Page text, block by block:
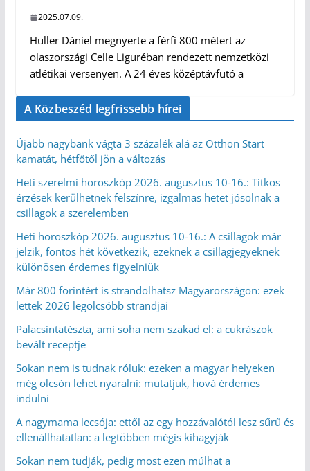
2025.07.09.
Huller Dániel megnyerte a férfi 800 métert az
olaszországi Celle Liguréban rendezett nemzetközi
atlétikai versenyen. A 24 éves középtávfutó a
A Közbeszéd legfrissebb hírei
Újabb nagybank vágta 3 százalék alá az Otthon Start
kamatát, hétfőtől jön a változás
Heti szerelmi horoszkóp 2026. augusztus 10-16.: Titkos
érzések kerülhetnek felszínre, izgalmas hetet jósolnak a
csillagok a szerelemben
Heti horoszkóp 2026. augusztus 10-16.: A csillagok már
jelzik, fontos hét következik, ezeknek a csillagjegyeknek
különösen érdemes figyelniük
Már 800 forintért is strandolhatsz Magyarországon: ezek
lettek 2026 legolcsóbb strandjai
Palacsintatészta, ami soha nem szakad el: a cukrászok
bevált receptje
Sokan nem is tudnak róluk: ezeken a magyar helyeken
még olcsón lehet nyaralni: mutatjuk, hová érdemes
indulni
A nagymama lecsója: ettől az egy hozzávalótól lesz sűrű és
ellenállhatatlan: a legtöbben mégis kihagyják
Sokan nem tudják, pedig most ezen múlhat a